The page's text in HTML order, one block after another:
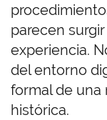
parecen
experiencia.
del entorno
formal de una
histórica.